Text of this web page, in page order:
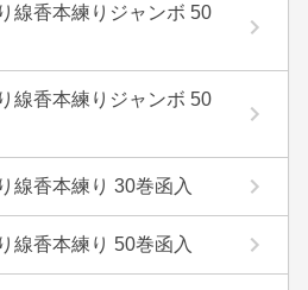
線香本練りジャンボ 50
線香本練りジャンボ 50
線香本練り 30巻函入
線香本練り 50巻函入